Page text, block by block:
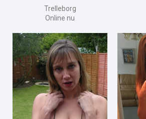
Trelleborg
Online nu